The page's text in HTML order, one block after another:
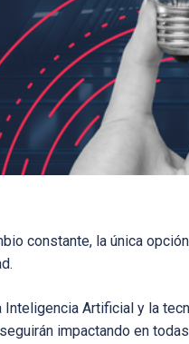
constante, la única
Inteligencia Artificial y la
impactando en